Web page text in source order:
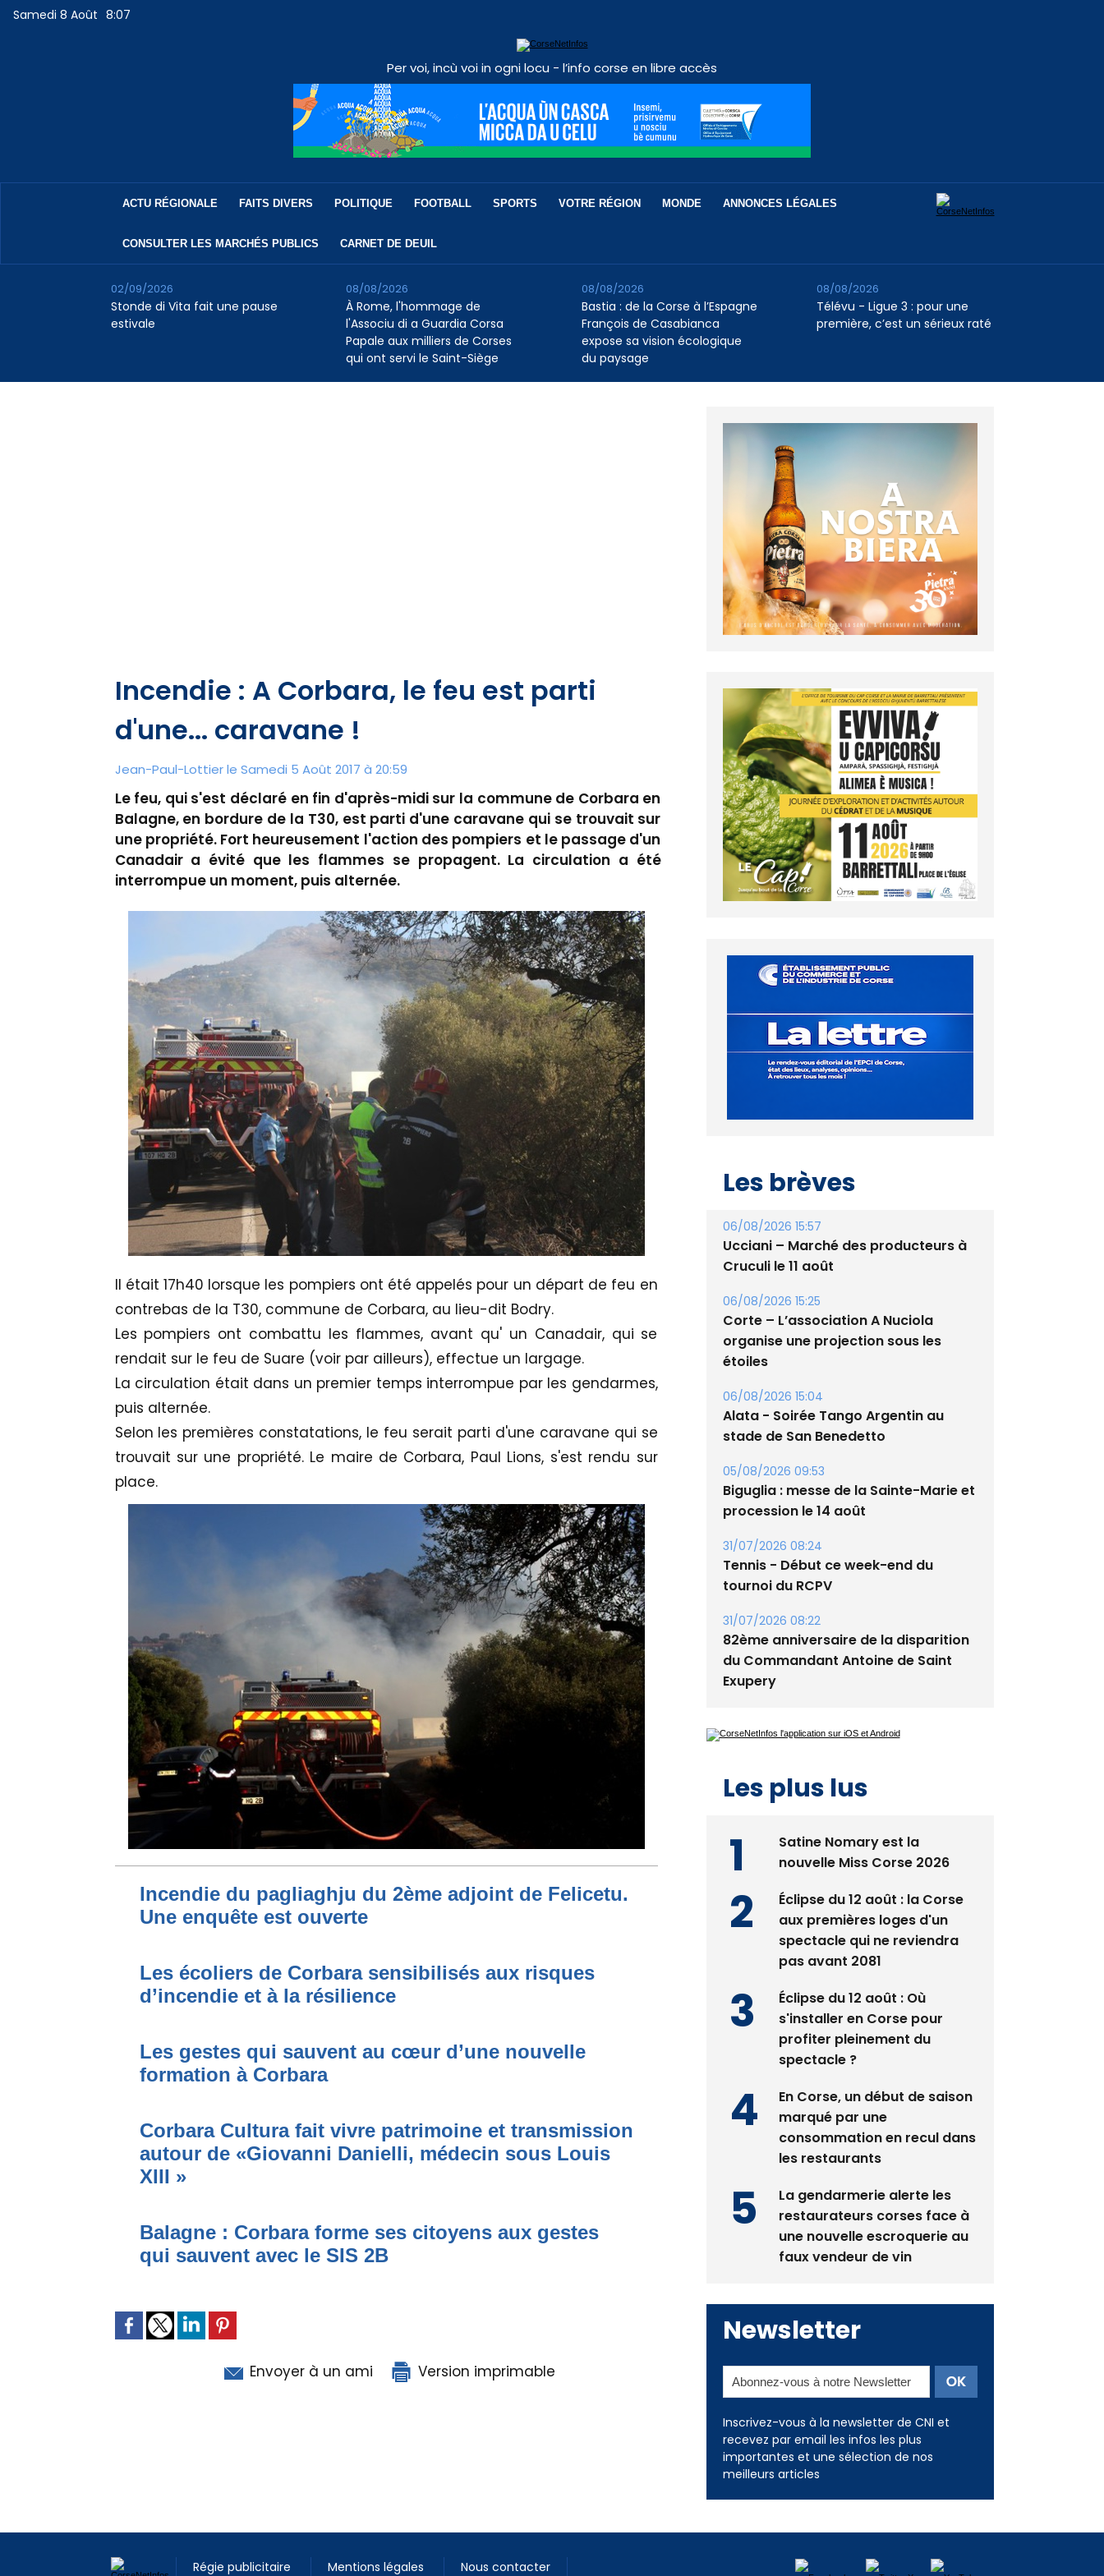
Samedi 8 Août 8:07
Per voi, incù voi in ogni locu - l’info corse en libre accès
ACTU RÉGIONALE FAITS DIVERS POLITIQUE FOOTBALL SPORTS VOTRE RÉGION MONDE ANNONCES LÉGALES
CONSULTER LES MARCHÉS PUBLICS CARNET DE DEUIL
Stonde di Vita fait une pause
estivale
02/09/2026
À Rome, l'hommage de
l'Associu di a Guardia Corsa
Papale aux milliers de Corses
qui ont servi le Saint-Siège
08/08/2026
Bastia : de la Corse à l’Espagne
François de Casabianca
expose sa vision écologique
du paysage
08/08/2026
Télévu - Ligue 3 : pour une
première, c’est un sérieux raté
08/08/2026
Incendie : A Corbara, le feu est parti
d'une... caravane !
Jean-Paul-Lottier le Samedi 5 Août 2017 à 20:59
Le feu, qui s'est déclaré en fin d'après-midi sur la commune de Corbara en
Balagne, en bordure de la T30, est parti d'une caravane qui se trouvait sur
une propriété. Fort heureusement l'action des pompiers et le passage d'un
Canadair a évité que les flammes se propagent. La circulation a été
interrompue un moment, puis alternée.
Il était 17h40 lorsque les pompiers ont été appelés pour un départ de feu en
contrebas de la T30, commune de Corbara, au lieu-dit Bodry.
Les pompiers ont combattu les flammes, avant qu' un Canadair, qui se
rendait sur le feu de Suare (voir par ailleurs), effectue un largage.
La circulation était dans un premier temps interrompue par les gendarmes,
puis alternée.
Selon les premières constatations, le feu serait parti d'une caravane qui se
trouvait sur une propriété. Le maire de Corbara, Paul Lions, s'est rendu sur
place.
Incendie du pagliaghju du 2ème adjoint de Felicetu.
Une enquête est ouverte
Les écoliers de Corbara sensibilisés aux risques
d’incendie et à la résilience
Les gestes qui sauvent au cœur d’une nouvelle
formation à Corbara
Corbara Cultura fait vivre patrimoine et transmission
autour de «Giovanni Danielli, médecin sous Louis
XIII »
Balagne : Corbara forme ses citoyens aux gestes
qui sauvent avec le SIS 2B
Envoyer à un ami Version imprimable
Les brèves
06/08/2026 15:57
Cruculi le 11 août
06/08/2026 15:25
Corte – L’association A Nuciola
étoiles
06/08/2026 15:04
stade de San Benedetto
05/08/2026 09:53
procession le 14 août
31/07/2026 08:24
tournoi du RCPV
31/07/2026 08:22
82ème anniversaire de la disparition
Les plus lus
nouvelle Miss Corse 2026
Éclipse du 12 août : la Corse
aux premières loges d'un
pas avant 2081
Éclipse du 12 août : Où
s'installer en Corse pour
spectacle ?
En Corse, un début de saison
marqué par une
les restaurants
La gendarmerie alerte les
restaurateurs corses face à
Newsletter
Inscrivez-vous à la newsletter de CNI et
recevez par email les infos les plus
importantes et une sélection de nos